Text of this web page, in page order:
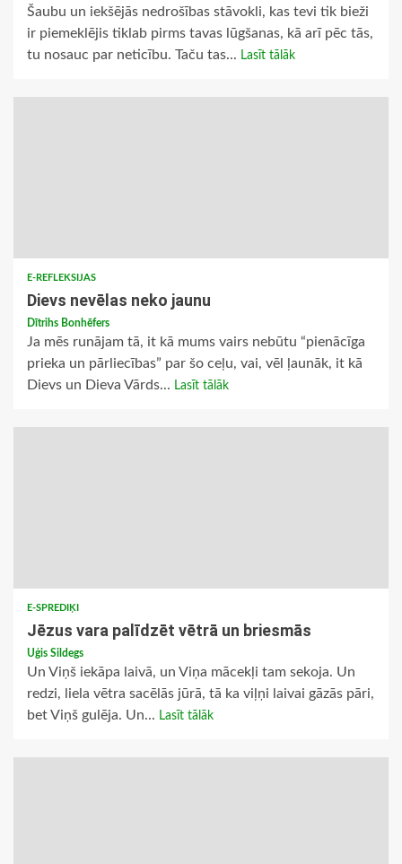
Šaubu un iekšējās nedrošības stāvokli, kas tevi tik bieži
ir piemeklējis tiklab pirms tavas lūgšanas, kā arī pēc tās,
tu nosauc par neticību. Taču tas... Lasīt tālāk
E-REFLEKSIJAS
Dievs nevēlas neko jaunu
Dītrihs Bonhēfers
Ja mēs runājam tā, it kā mums vairs nebūtu “pienācīga
prieka un pārliecības” par šo ceļu, vai, vēl ļaunāk, it kā
Dievs un Dieva Vārds... Lasīt tālāk
E-SPREDIĶI
Jēzus vara palīdzēt vētrā un briesmās
Uģis Sildegs
Un Viņš iekāpa laivā, un Viņa mācekļi tam sekoja. Un
redzi, liela vētra sacēlās jūrā, tā ka viļņi laivai gāzās pāri,
bet Viņš gulēja. Un... Lasīt tālāk